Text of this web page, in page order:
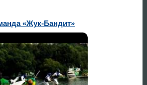
«Жук-Бандит»